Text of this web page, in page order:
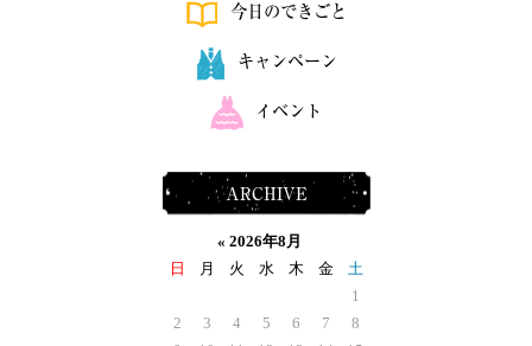
今日のできごと
キャンペーン
イベント
ARCHIVE
« 2026年8月
日
月 火 水 木 金
土
1
2
3 4 5 6 7
8